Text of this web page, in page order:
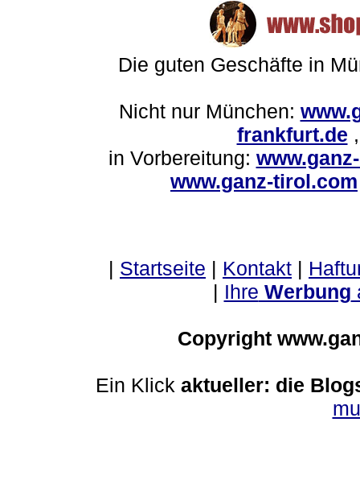
Die guten Geschäfte in
Nicht nur München:
frankfurt.de
in Vorbereitung:
www.ganz-tirol.com
| Startseite | Kontakt |
| Ihre Werbung
Copyright
Ein Klick aktueller: die